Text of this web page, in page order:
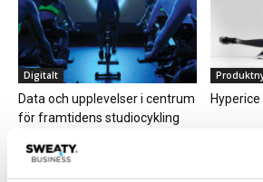
Digitalt
Data och upplevelser i centrum
för framtidens studiocykling